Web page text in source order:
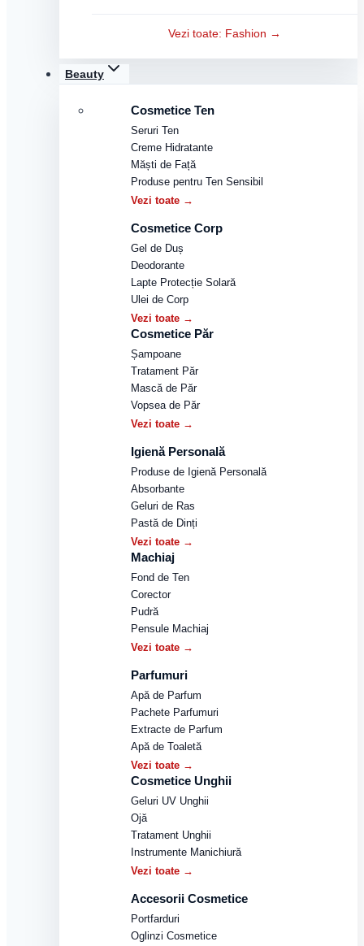
Vezi toate: Fashion →
Beauty
Cosmetice Ten
Seruri Ten
Creme Hidratante
Măști de Față
Produse pentru Ten Sensibil
Vezi toate →
Cosmetice Corp
Gel de Duș
Deodorante
Lapte Protecție Solară
Ulei de Corp
Vezi toate →
Cosmetice Păr
Șampoane
Tratament Păr
Mască de Păr
Vopsea de Păr
Vezi toate →
Igienă Personală
Produse de Igienă Personală
Absorbante
Geluri de Ras
Pastă de Dinți
Vezi toate →
Machiaj
Fond de Ten
Corector
Pudră
Pensule Machiaj
Vezi toate →
Parfumuri
Apă de Parfum
Pachete Parfumuri
Extracte de Parfum
Apă de Toaletă
Vezi toate →
Cosmetice Unghii
Geluri UV Unghii
Ojă
Tratament Unghii
Instrumente Manichiură
Vezi toate →
Accesorii Cosmetice
Portfarduri
Oglinzi Cosmetice